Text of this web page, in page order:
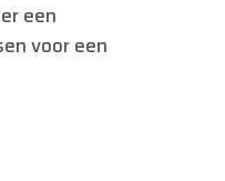
een
voor een